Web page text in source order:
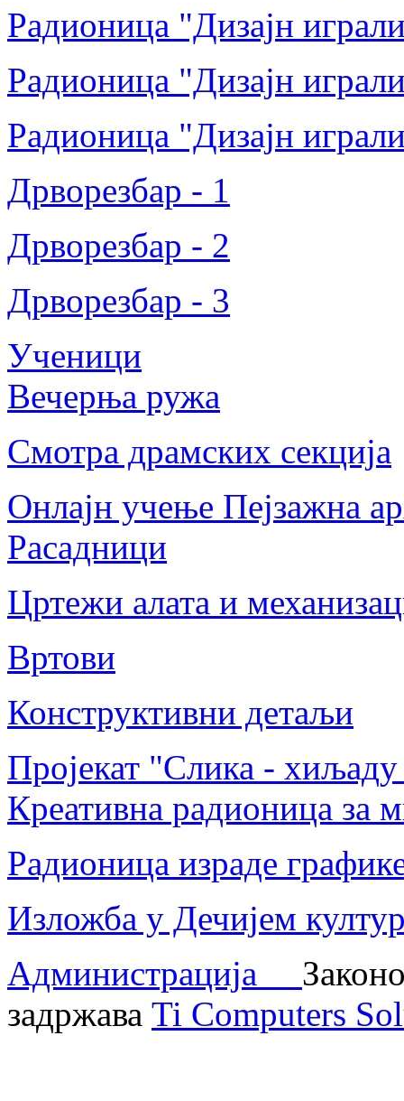
Радионица "Дизајн
Радионица "Дизајн
Радионица "Дизајн
Дрворезбар - 1
Дрворезбар - 2
Дрворезбар - 3
Ученици
Вечерња ружа
Смотра драмских секција
Онлајн учење Пејзажна
Расадници
Цртежи алата и
Вртови
Конструктивни детаљи
Пројекат "Слика -
Креативна радионица за
Радионица израде
Изложба у Дечијем
Администрација
задржава Ti Computers